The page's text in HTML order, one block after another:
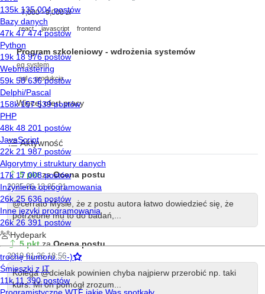
7,000 - 9,000 zł
react javascript frontend
Program szkoleniowy - wdrożenia systemów
eq system
sql produkcja
Więcej ofert pracy
Aktywność
5 pktzaOcena postu
2025-06-13 05:21
@cerrato Myśle, że z postu autora łatwo dowiedzieć się, że
potrzebne mu to do badań,...
5 pktzaOcena postu
2019-01-26 18:56
Kolega @dcielak powinien chyba najpierw przerobić np. taki
kurs. Mi on pomógł zrozum...